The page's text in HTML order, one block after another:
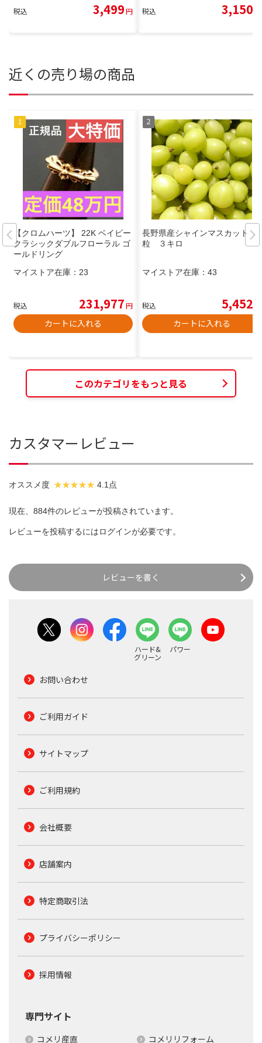
税込 3,499円 税込 3,150
近くの売り場の商品
【クロムハーツ】 22K ベイビー
クラシックダブルフローラル ゴ
ールドリング
マイストア在庫： 23
税込 231,977円
カートに入れる
長野県産シャインマスカット
粒 ３キロ
マイストア在庫： 43
税込 5,452
カートに入れる
このカテゴリをもっと見る
カスタマーレビュー
オススメ度 4.1点
現在、884件のレビューが投稿されています。
レビューを投稿するにはログインが必要です。
レビューを書く
ハード&
グリーン
パワー
お問い合わせ
ご利用ガイド
サイトマップ
ご利用規約
会社概要
店舗案内
特定商取引法
プライバシーポリシー
採用情報
専門サイト
コメリ産直 コメリリフォーム